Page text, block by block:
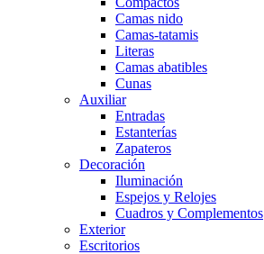
Camas nido
Camas-tatamis
Literas
Camas abatibles
Cunas
Auxiliar
Entradas
Estanterías
Zapateros
Decoración
Iluminación
Espejos y Relojes
Cuadros y Complementos
Exterior
Escritorios